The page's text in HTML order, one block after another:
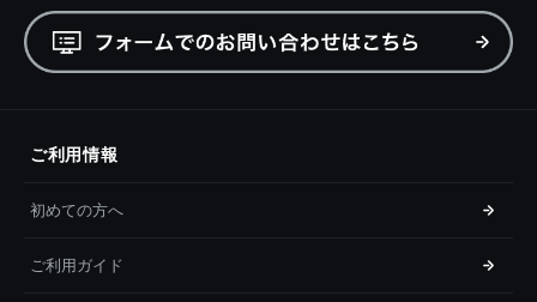
ご利用情報
初めての方へ
ご利用ガイド